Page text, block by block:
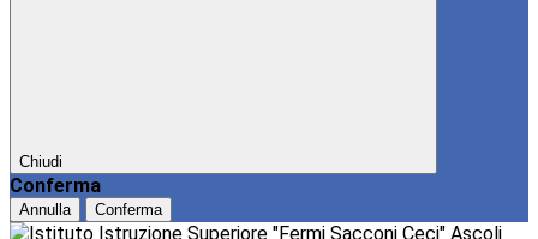
Chiudi
Conferma
Annulla Conferma